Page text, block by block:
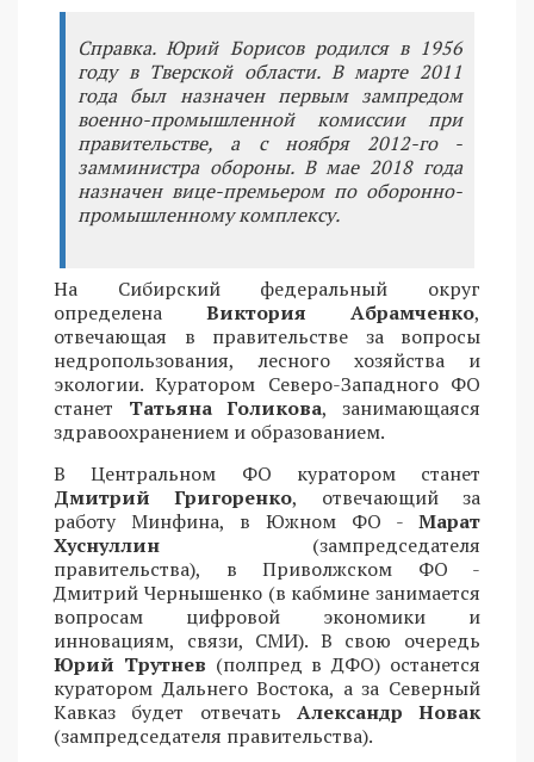
Справка. Юрий Борисов родился в 1956
году в Тверской области. В марте 2011
года был назначен первым зампредом
военно-промышленной комиссии при
правительстве, а с ноября 2012-го -
замминистра обороны. В мае 2018 года
назначен вице-премьером по оборонно-
промышленному комплексу.
На Сибирский федеральный округ
определена Виктория Абрамченко,
отвечающая в правительстве за вопросы
недропользования, лесного хозяйства и
экологии. Куратором Северо-Западного ФО
станет Татьяна Голикова, занимающаяся
здравоохранением и образованием.
В Центральном ФО куратором станет
Дмитрий Григоренко, отвечающий за
работу Минфина, в Южном ФО - Марат
Хуснуллин (зампредседателя
правительства), в Приволжском ФО -
Дмитрий Чернышенко (в кабмине занимается
вопросам цифровой экономики и
инновациям, связи, СМИ). В свою очередь
Юрий Трутнев (полпред в ДФО) останется
куратором Дальнего Востока, а за Северный
Кавказ будет отвечать Александр Новак
(зампредседателя правительства).